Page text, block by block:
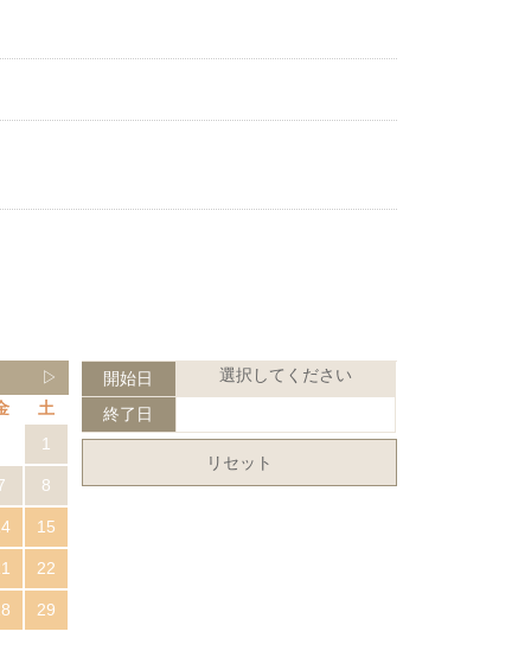
▷
土
1
8
15
22
29
開始日 選択してください
終了日
リセット